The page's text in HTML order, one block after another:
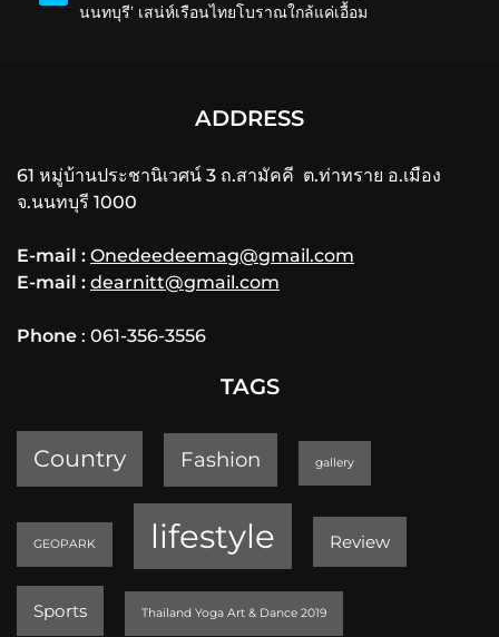
นนทบุรี’ เสน่ห์เรือนไทยโบราณใกล้แค่เอื้อม
ADDRESS
61 หมู่บ้านประชานิเวศน์ 3 ถ.สามัคคี ต.ท่าทราย อ.เมือง
จ.นนทบุรี 1000
E-mail : Onedeedeemag@gmail.com
E-mail : dearnitt@gmail.com
Phone : 061-356-3556
TAGS
Country Fashion gallery
GEOPARK lifestyle Review
Sports Thailand Yoga Art & Dance 2019